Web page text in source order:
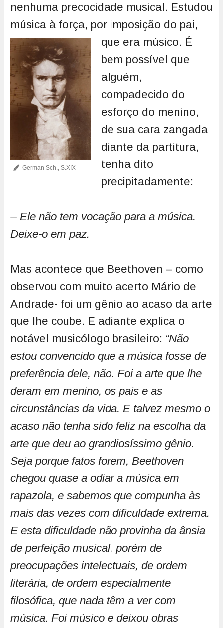
nenhuma precocidade musical. Estudou
música à força, por imposição do pai,
que era músico.
German Sch., S.XIX
É
bem possível que
alguém,
compadecido do
esforço do menino,
de sua cara zangada
diante da partitura,
tenha dito
precipitadamente:
⏤ Ele não tem vocação para a música.
Deixe-o em paz.
Mas acontece que Beethoven – como
observou com muito acerto Mário de
Andrade- foi um gênio ao acaso da arte
que lhe coube. E adiante explica o
notável musicólogo brasileiro: “Não
estou convencido que a música fosse de
preferência dele, não. Foi a arte que lhe
deram em menino, os pais e as
circunstâncias da vida. E talvez mesmo o
acaso não tenha sido feliz na escolha da
arte que deu ao grandiosíssimo gênio.
Seja porque fatos forem, Beethoven
chegou quase a odiar a música em
rapazola, e sabemos que compunha às
mais das vezes com dificuldade extrema.
E esta dificuldade não provinha da ânsia
de perfeição musical, porém de
preocupações intelectuais, de ordem
literária, de ordem especialmente
filosófica, que nada têm a ver com
música. Foi músico e deixou obras